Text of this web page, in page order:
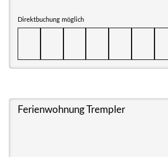
Direktbuchung möglich
Ferienwohnung Trempler